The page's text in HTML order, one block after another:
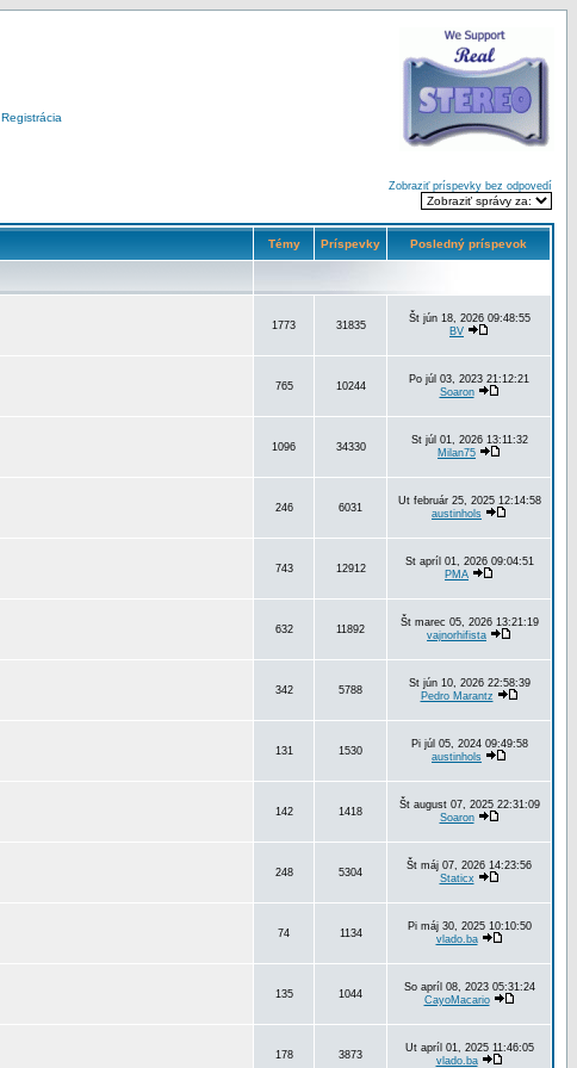
Registrácia
Zobraziť príspevky bez odpovedí
Témy Príspevky Posledný príspevok
1773 31835
Št jún 18, 2026 09:48:55
BV
765 10244
Po júl 03, 2023 21:12:21
Soaron
1096 34330
St júl 01, 2026 13:11:32
Milan75
246 6031
Ut február 25, 2025 12:14:58
austinhols
743 12912
St apríl 01, 2026 09:04:51
PMA
632 11892
Št marec 05, 2026 13:21:19
vajnorhifista
342 5788
St jún 10, 2026 22:58:39
Pedro Marantz
131 1530
Pi júl 05, 2024 09:49:58
austinhols
142 1418
Št august 07, 2025 22:31:09
Soaron
248 5304
Št máj 07, 2026 14:23:56
Staticx
74 1134
Pi máj 30, 2025 10:10:50
vlado.ba
135 1044
So apríl 08, 2023 05:31:24
CayoMacario
178 3873
Ut apríl 01, 2025 11:46:05
vlado.ba